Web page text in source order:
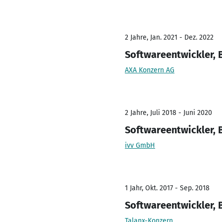
2 Jahre, Jan. 2021 - Dez. 2022
Softwareentwickler,
AXA Konzern AG
2 Jahre, Juli 2018 - Juni 2020
Softwareentwickler,
ivv GmbH
1 Jahr, Okt. 2017 - Sep. 2018
Softwareentwickler,